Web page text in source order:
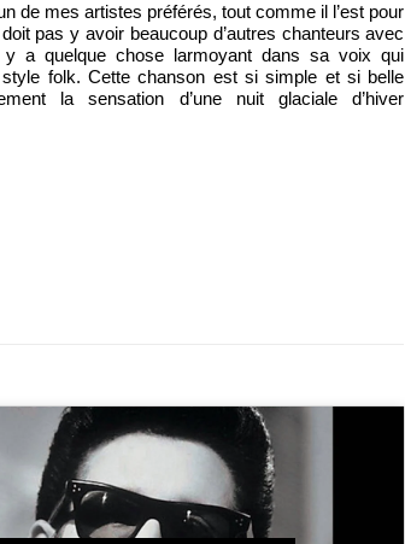
de mes artistes préférés, tout comme il l’est pour
pas y avoir beaucoup d’autres chanteurs avec
a quelque chose larmoyant dans sa voix qui
folk. Cette chanson est si simple et si belle
la sensation d’une nuit glaciale d’hiver